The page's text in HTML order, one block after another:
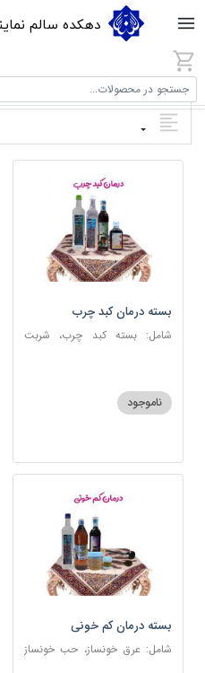
دهکده سالم
جستجو در محصولات...
بسته درمان کبد چرب
شامل: بسته کبد چرب، شربت
ناموجود
بسته درمان کم خونی
شامل: عرق خونساز، حب خونساز